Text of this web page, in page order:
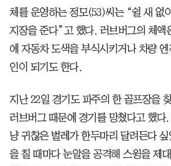
체를 운영하는 정모(53)씨는 “쉴 새 없
지장을 준다”고 했다. 러브버그의 체액
에 자동차 도색을 부식시키거나 차량
인이 되기도 한다.
지난 22일 경기도 파주의 한 골프장을
러브버그 때문에 경기를 망쳤다고 했다
냥 귀찮은 벌레가 한두마리 달려든다
을 칠 때마다 눈알을 공격해 스윙을 제